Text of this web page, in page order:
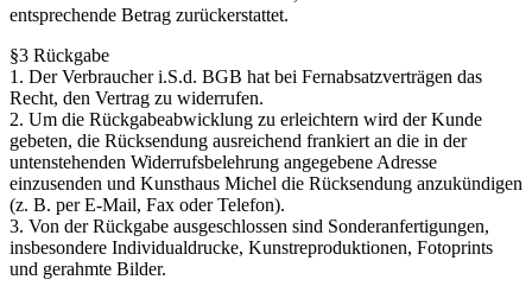
entsprechende Betrag zurückerstattet.
§3 Rückgabe
1. Der Verbraucher i.S.d. BGB hat bei Fernabsatzverträgen das
Recht, den Vertrag zu widerrufen.
2. Um die Rückgabeabwicklung zu erleichtern wird der Kunde
gebeten, die Rücksendung ausreichend frankiert an die in der
untenstehenden Widerrufsbelehrung angegebene Adresse
einzusenden und Kunsthaus Michel die Rücksendung anzukündigen
(z. B. per E-Mail, Fax oder Telefon).
3. Von der Rückgabe ausgeschlossen sind Sonderanfertigungen,
insbesondere Individualdrucke, Kunstreproduktionen, Fotoprints
und gerahmte Bilder.